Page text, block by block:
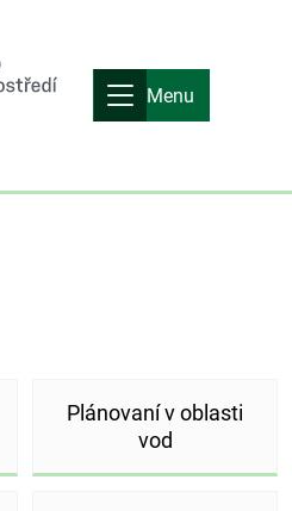
Menu
Plánovaní v oblasti
vod